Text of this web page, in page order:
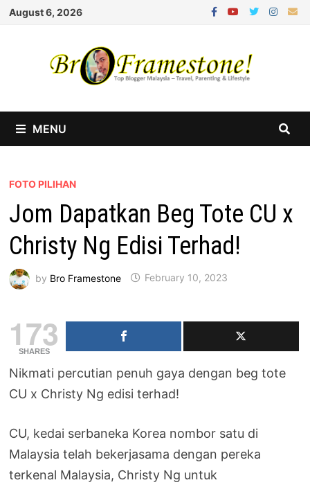
Skip
August 6, 2026
MENU
FOTO PILIHAN
Jom Dapatkan Beg Tote CU x
Christy Ng Edisi Terhad!
by Bro Framestone February 10, 2023
173
SHARES
Nikmati percutian penuh gaya dengan beg tote
CU x Christy Ng edisi terhad!
CU, kedai serbaneka Korea nombor satu di
Malaysia telah bekerjasama dengan pereka
terkenal Malaysia, Christy Ng untuk